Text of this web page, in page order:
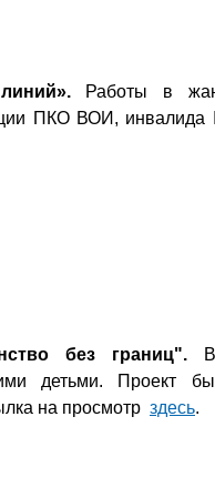
Работы в
ПКО ВОИ,
без границ".
детьми. Проект
на просмотр здесь.